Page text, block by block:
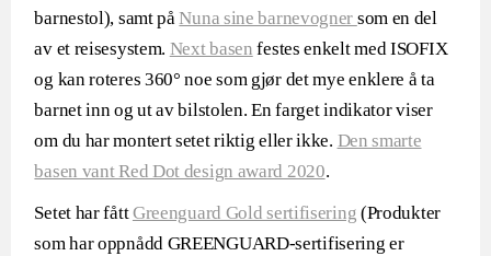
barnestol), samt påNuna sine barnevogner som en del
av et reisesystem. Next basen festes enkelt med ISOFIX
og kan roteres 360° noe som gjør det mye enklere å ta
barnet inn og ut av bilstolen. En farget indikator viser
om du har montert setet riktig eller ikke. Den smarte
basen vant Red Dot design award 2020.
Setet har fåttGreenguard Gold sertifisering (Produkter
som har oppnådd GREENGUARD-sertifisering er